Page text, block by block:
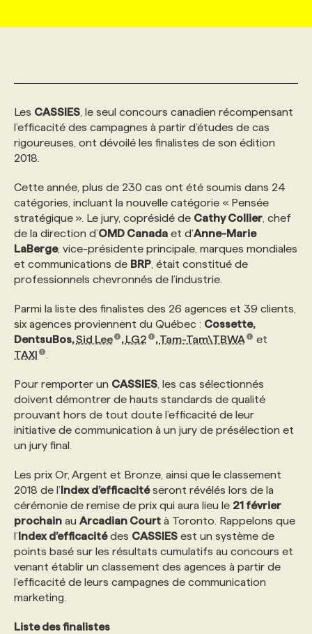
AFFAIRES DE L'INDUSTRIE
INITIATIVES NUMÉRIQUES
TENDANCES
WEB & MÉDIAS SOCIAUX
MARKETING DURABLE
ÉVÉNEMENTIEL
NOS AUTEUR‧RICES
INFOLETTRE PUBLICITÉ
ANNONCEZ AVEC NOUS
CONSULTER LA CVTHÈQUE
PROFIL ENTREPRISE
ANNONCEZ AVEC NOUS
VOIR LES OFFRES
PROFIL CANDIDAT
FAQ
ANNONCEZ AVEC NOUS
NOS FORMATIONS EN LIGNE
NOS PARCOURS DE FORMATIONS
NOS FORMATEUR‧RICES
POURQUOI CHOISIR NOS FORMATIONS
PROGRAMMES DE SUBVENTIONS
FAQ
ANNONCEZ AVEC NOUS
CHASSE DE TÊTE
SERVICE DE CHASSE DE TÊTE
NOS EXPERTISES
FAQ
Les CASSIES , le seul concours canadien récompensant
l’efficacité des campagnes à partir d’études de cas
rigoureuses, ont dévoilé les finalistes de son édition
2018.
Cette année, plus de 230 cas ont été soumis dans 24
catégories, incluant la nouvelle catégorie « Pensée
stratégique ». Le jury, coprésidé de Cathy Collier , chef
de la direction d’OMD Canada et d’Anne-Marie
LaBerge, vice-présidente principale, marques mondiales
et communications de BRP , était constitué de
professionnels chevronnés de l’industrie.
Parmi la liste des finalistes des 26 agences et 39 clients,
six agences proviennent du Québec : Cossette,
DentsuBos,Sid Lee ,LG2 ,Tam-Tam\TBWA
et
TAXI
Pour remporter un CASSIES , les cas sélectionnés
doivent démontrer de hauts standards de qualité
prouvant hors de tout doute l’efficacité de leur
initiative de communication à un jury de présélection et
un jury final.
Les prix Or, Argent et Bronze, ainsi que le classement
2018 de l’Index d’efficacitéseront révélés lors de la
cérémonie de remise de prix qui aura lieu le 21 février
prochain au Arcadian Court à Toronto. Rappelons que
l’Index d’efficacitédes CASSIES est un système de
points basé sur les résultats cumulatifs au concours et
venant établir un classement des agences à partir de
l’efficacité de leurs campagnes de communication
marketing.
Liste des finalistes